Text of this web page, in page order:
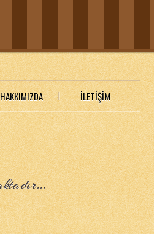
HAKKIMIZDA İLETİŞİM